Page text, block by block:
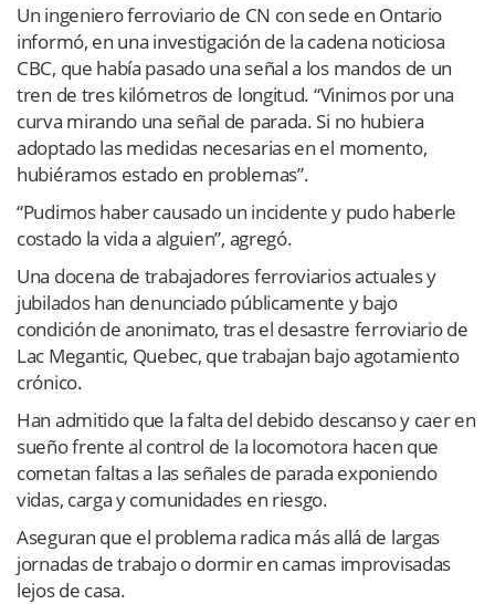
Un ingeniero ferroviario de CN con sede en Ontario
informó, en una investigación de la cadena noticiosa
CBC, que había pasado una señal a los mandos de un
tren de tres kilómetros de longitud. “Vinimos por una
curva mirando una señal de parada. Si no hubiera
adoptado las medidas necesarias en el momento,
hubiéramos estado en problemas”.
“Pudimos haber causado un incidente y pudo haberle
costado la vida a alguien”, agregó.
Una docena de trabajadores ferroviarios actuales y
jubilados han denunciado públicamente y bajo
condición de anonimato, tras el desastre ferroviario de
Lac Megantic, Quebec, que trabajan bajo agotamiento
crónico.
Han admitido que la falta del debido descanso y caer en
sueño frente al control de la locomotora hacen que
cometan faltas a las señales de parada exponiendo
vidas, carga y comunidades en riesgo.
Aseguran que el problema radica más allá de largas
jornadas de trabajo o dormir en camas improvisadas
lejos de casa.